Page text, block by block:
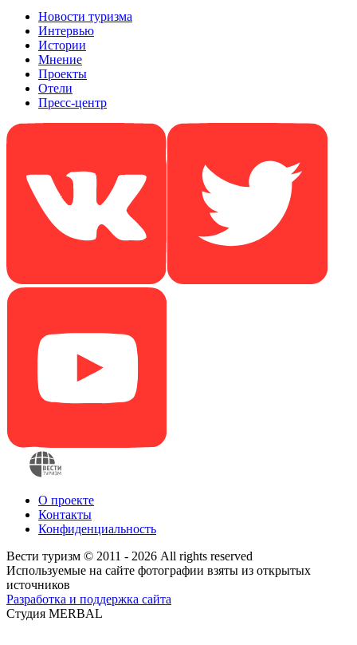
Новости туризма
Интервью
Истории
Мнение
Проекты
Отели
Пресс-центр
О проекте
Контакты
Конфиденциальность
Вести туризм © 2011 - 2026 All rights reserved
Используемые на сайте фотографии взяты из открытых
источников
Разработка и поддержка сайта
Студия MERBAL